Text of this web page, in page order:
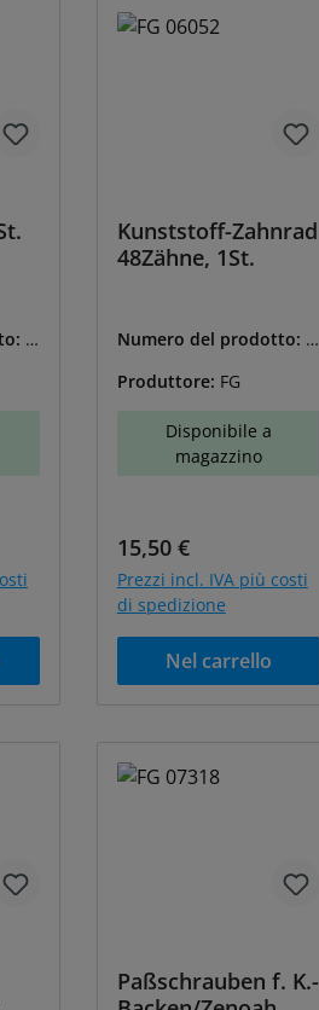
F
Kunststoff-Zahnrad
48Zähne, 1St.
Numero del prodotto: F
Produttore: FG
Disponibile a
magazzino
Prezzo normale:
15,50 €
Prezzi incl. IVA più costi
di spedizione
Nel carrello
Paßschrauben f. K.-